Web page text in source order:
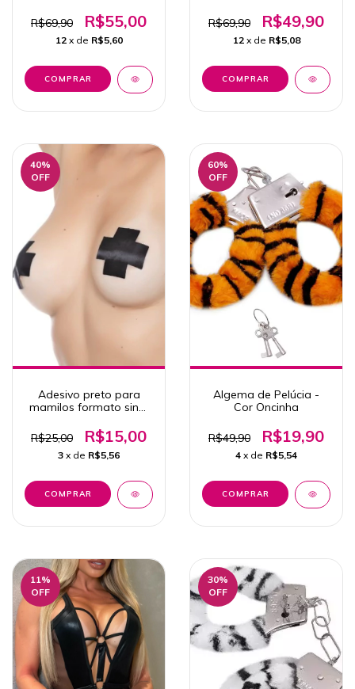
R$69,90 R$55,00
12 x de R$5,60
R$69,90 R$49,90
12 x de R$5,08
40%
OFF
Adesivo preto para
mamilos formato sinal
Lingerie
R$25,00 R$15,00
3 x de R$5,56
60%
OFF
Algema de Pelúcia -
Cor Oncinha
R$49,90 R$19,90
4 x de R$5,54
11%
OFF
30%
OFF